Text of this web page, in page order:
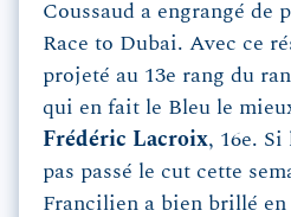
Coussaud a engrangé de
Race to Dubai. Avec ce
projeté au 13e rang du
qui en fait le Bleu le
Frédéric Lacroix, 16e. Si
pas passé le cut cette
Francilien a bien brillé en